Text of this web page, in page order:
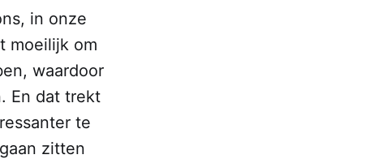
in onze
moeilijk om
waardoor
En dat trekt
te
zitten